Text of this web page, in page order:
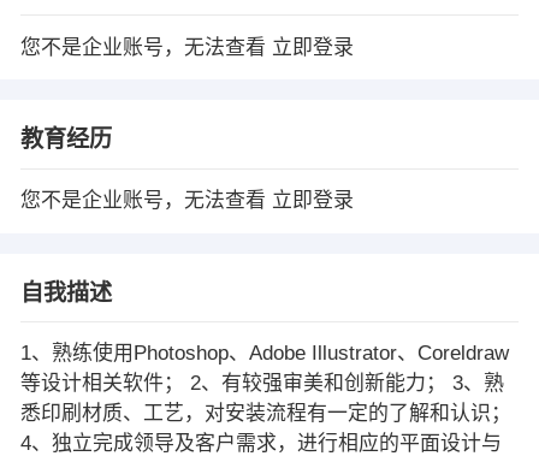
您不是企业账号，无法查看 立即登录
教育经历
您不是企业账号，无法查看 立即登录
自我描述
1、熟练使用Photoshop、Adobe Illustrator、Coreldraw
等设计相关软件； 2、有较强审美和创新能力； 3、熟
悉印刷材质、工艺，对安装流程有一定的了解和认识；
4、独立完成领导及客户需求，进行相应的平面设计与